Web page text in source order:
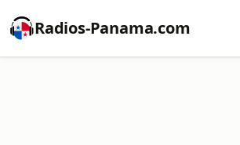
Radios-Panama.com